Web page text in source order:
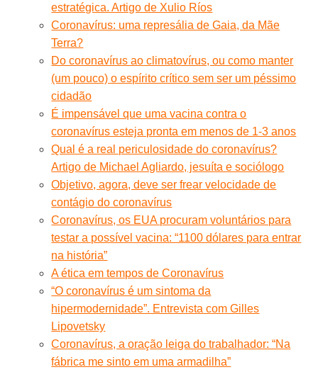
estratégica. Artigo de Xulio Ríos
Coronavírus: uma represália de Gaia, da Mãe
Terra?
Do coronavírus ao climatovírus, ou como manter
(um pouco) o espírito crítico sem ser um péssimo
cidadão
É impensável que uma vacina contra o
coronavírus esteja pronta em menos de 1-3 anos
Qual é a real periculosidade do coronavírus?
Artigo de Michael Agliardo, jesuíta e sociólogo
Objetivo, agora, deve ser frear velocidade de
contágio do coronavírus
Coronavírus, os EUA procuram voluntários para
testar a possível vacina: “1100 dólares para entrar
na história”
A ética em tempos de Coronavírus
“O coronavírus é um sintoma da
hipermodernidade”. Entrevista com Gilles
Lipovetsky
Coronavírus, a oração leiga do trabalhador: “Na
fábrica me sinto em uma armadilha”